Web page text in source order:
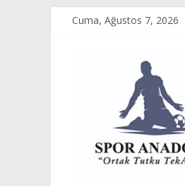
Cuma, Ağustos 7, 2026
Spor
Anadolu
Tutku,